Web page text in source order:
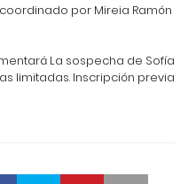
coordinado por Mireia Ramón
La sospecha de Sofía
limitadas. Inscripción previa